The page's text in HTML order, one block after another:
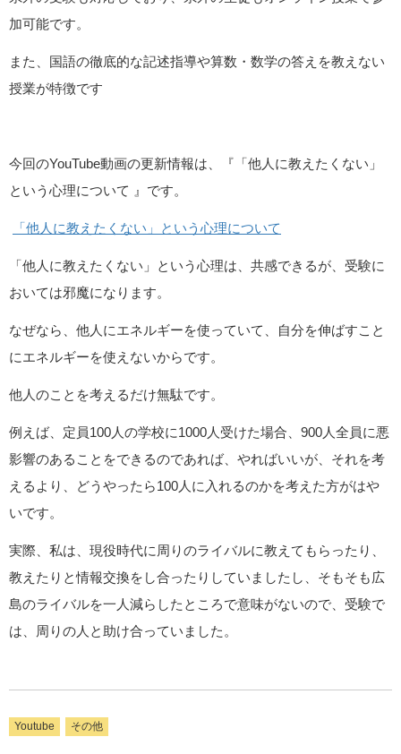
加可能です。
また、国語の徹底的な記述指導や算数・数学の答えを教えない
授業が特徴です
今回のYouTube動画の更新情報は、『「他人に教えたくない」
という心理について 』です。
「他人に教えたくない」という心理について
「他人に教えたくない」という心理は、共感できるが、受験に
おいては邪魔になります。
なぜなら、他人にエネルギーを使っていて、自分を伸ばすこと
にエネルギーを使えないからです。
他人のことを考えるだけ無駄です。
例えば、定員100人の学校に1000人受けた場合、900人全員に悪
影響のあることをできるのであれば、やればいいが、それを考
えるより、どうやったら100人に入れるのかを考えた方がはや
いです。
実際、私は、現役時代に周りのライバルに教えてもらったり、
教えたりと情報交換をし合ったりしていましたし、そもそも広
島のライバルを一人減らしたところで意味がないので、受験で
は、周りの人と助け合っていました。
Youtube その他